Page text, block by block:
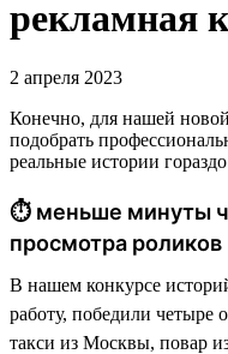
рекламная
2 апреля 2023
Конечно, для нашей новой
подобрать
реальные истории
⏱ меньше минуты
просмотра роликов
В нашем конкурсе
работу, победили четыре
такси из Москвы, повар